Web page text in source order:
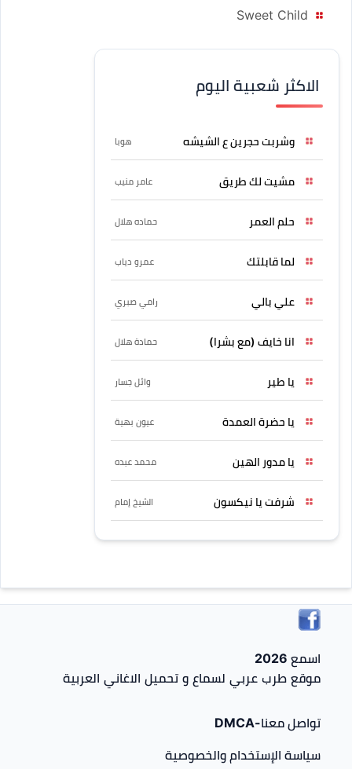
Sweet Child
الاكثر شعبية اليوم
وشربت حجرين ع الشيشه هوبا
مشيت لك طريق عامر منيب
حلم العمر حماده هلال
لما قابلتك عمرو دياب
علي بالي رامي صبري
انا خايف (مع بشرا) حمادة هلال
يا طير وائل جسار
يا حضرة العمدة عيون بهية
يا مدور الهين محمد عبده
شرفت يا نيكسون الشيخ إمام
اسمع 2026
موقع طرب عربي لسماع و تحميل الاغاني العربية
تواصل معنا-DMCA
سياسة الإستخدام والخصوصية